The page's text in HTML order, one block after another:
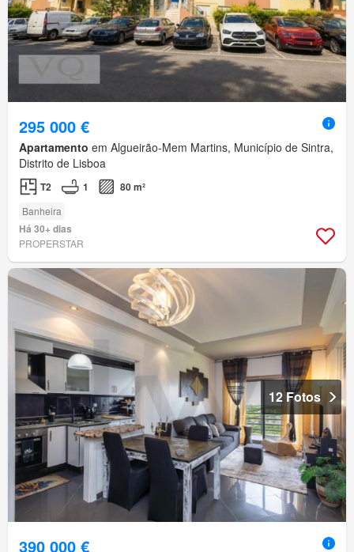
295 000 €
Apartamento em Algueirão-Mem Martins, Município de Sintra,
Distrito de Lisboa
T2 1 80 m²
Banheira
Há 30+ dias
PROPERSTAR
12 Fotos
390 000 €